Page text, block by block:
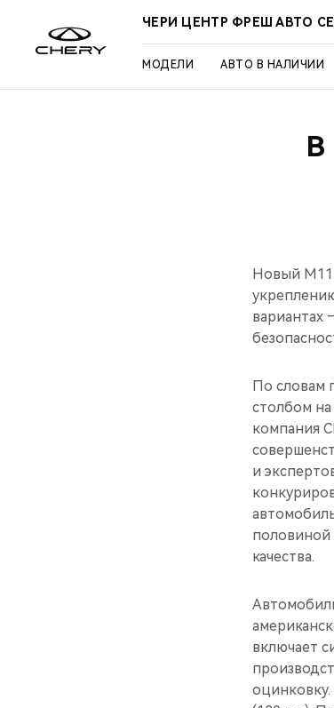
ЧЕРИ ЦЕНТР ФРЕШ АВТО
МОДЕЛИ АВТО В НАЛИЧИИ
Новый М11
вариантах
По словам
столбом на
компания
и
половиной
качества.
включает
оцинковку.